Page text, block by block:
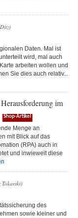
Daten. Mal ist
wird, mal auch
arbeiten wollen und
Sie dies auch relativ...
im
Shop-Artikel
Menge an
mit Blick auf das
(RPA) auch in
und inwieweit diese
Tokarski)
des
sowie kleiner und